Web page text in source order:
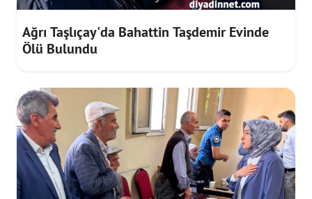
Ağrı Taşlıçay'da Bahattin Taşdemir Evinde
Ölü Bulundu